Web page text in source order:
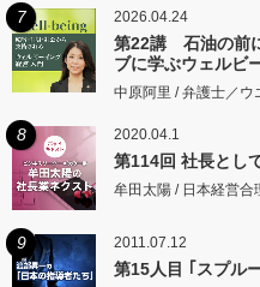
7 2026.04.24
第22講 石油の前
ブに学ぶウェルビ
中原阿里 / 弁護士／ウ
8 2020.04.1
第114回 社長とし
牟田太陽 / 日本経営合
9 2011.07.12
第15人目 ｢スプル